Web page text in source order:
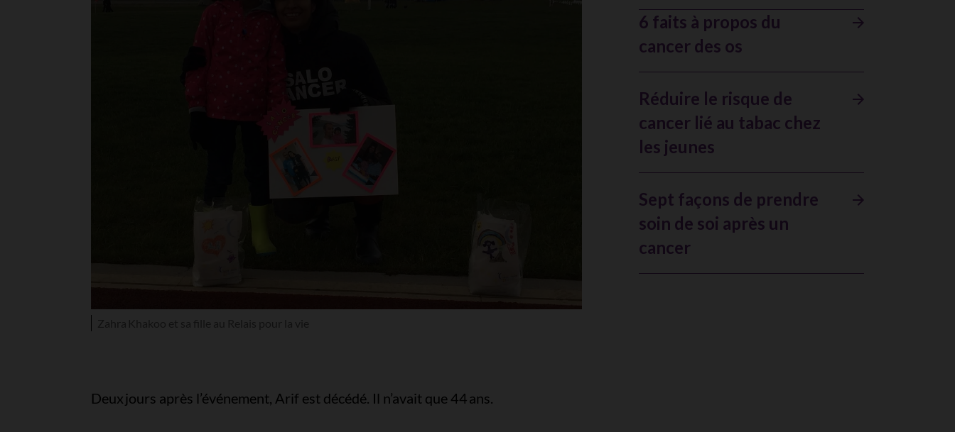
Deux jours après l’événement, Arif est décédé. Il n’avait que 44 ans.
6 faits à propos du
cancer des os
Réduire le risque de
cancer lié au tabac chez
les jeunes
Sept façons de prendre
soin de soi après un
cancer